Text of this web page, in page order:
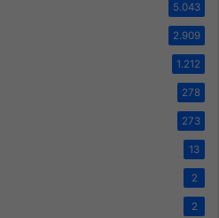
5.043
2.909
1.212
278
273
13
2
2